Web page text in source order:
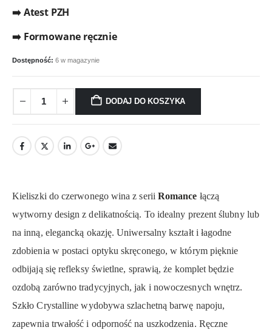
➡️ Atest PZH
➡️ Formowane ręcznie
Dostępność: 6 w magazynie
DODAJ DO KOSZYKA
Kieliszki do czerwonego wina z serii Romance łączą
wytworny design z delikatnością. To idealny prezent ślubny lub
na inną, elegancką okazję. Uniwersalny kształt i łagodne
zdobienia w postaci optyku skręconego, w którym pięknie
odbijają się refleksy świetlne, sprawią, że komplet będzie
ozdobą zarówno tradycyjnych, jak i nowoczesnych wnętrz.
Szkło Crystalline wydobywa szlachetną barwę napoju,
zapewnia trwałość i odporność na uszkodzenia. Ręczne